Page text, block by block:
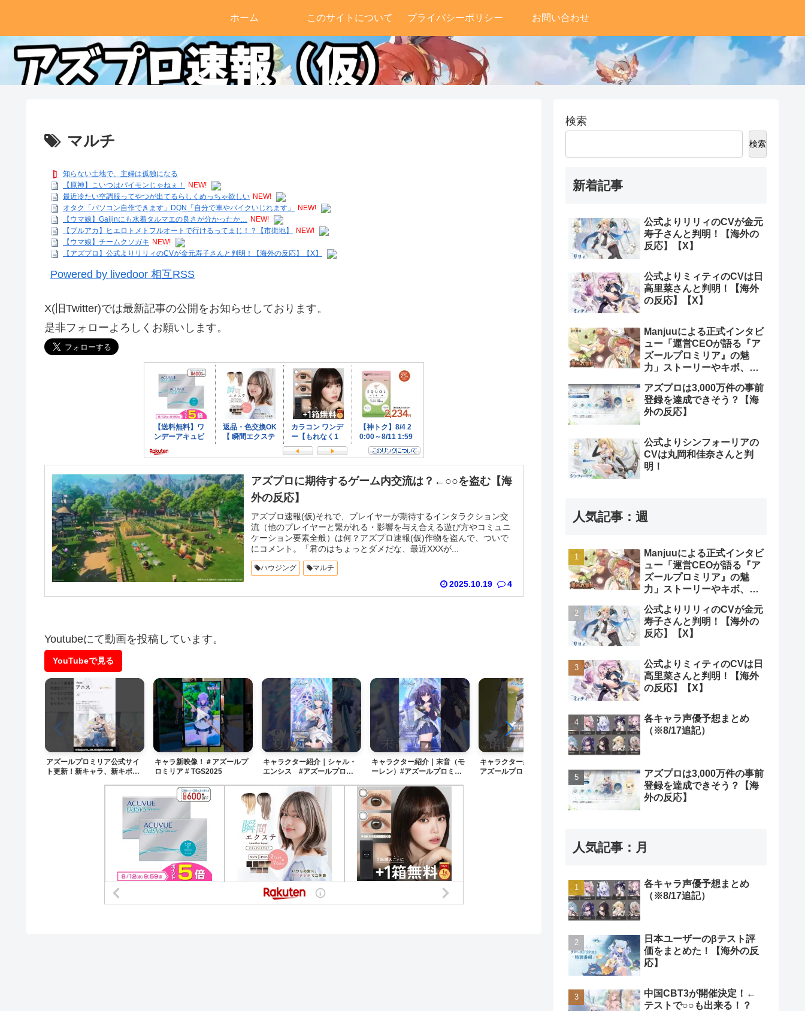
ホーム このサイトについて プライバシーポリシー お問い合わせ
マルチ
知らない土地で、主婦は孤独になる
【原神】こいつはパイモンじゃねぇ！
NEW!
最近冷たい空調服ってやつが出てるらしくめっちゃ欲しい NEW!
オタク「パソコン自作できます」DQN「自分で車やバイクいじれます」
NEW!
【ウマ娘】Gaijinにも水着タルマエの良さが分かったか… NEW!
【ブルアカ】ヒエロトメトフルオートで行けるってまじ！？【市街地】
NEW!
【ウマ娘】チームクソガキ NEW!
【アズプロ】公式よりリリィのCVが金元寿子さんと判明！【海外の反応】【X】
Powered by livedoor 相互RSS
X(旧Twitter)では最新記事の公開をお知らせしております。
是非フォローよろしくお願いします。
アズプロに期待するゲーム内交流は？←○○を盗む【海
外の反応】
アズプロ速報(仮)それで、プレイヤーが期待するインタラクション交
流（他のプレイヤーと繋がれる・影響を与え合える遊び方やコミュニ
ケーション要素全般）は何？アズプロ速報(仮)作物を盗んで、ついで
にコメント。「君のはちょっとダメだな、最近XXXが...
2025.10.19 4
ハウジング マルチ
Youtubeにて動画を投稿しています。
YouTubeで見る
▶
アズールプロミリア公式サイ
ト更新！新キャラ、新キボも
▶
キャラ新映像！＃アズールプ
ロミリア # TGS2025
▶
キャラクター紹介｜シャル・
エンシス #アズールプロミ
▶
キャラクター紹介｜末音（モ
ーレン）#アズールプロミリ
▶
キャラクター紹介｜ノノ #
アズールプロミリア
▶
（カン・ユーユー） #アズ
ールプロミリア
ーリア #アズールプロミリ
ア
検索
検索
新着記事
公式よりリリィのCVが金元
寿子さんと判明！【海外の
反応】【X】
公式よりミィティのCVは日
高里菜さんと判明！【海外
の反応】【X】
Manjuuによる正式インタビ
ュー「運営CEOが語る『ア
ズールプロミリア』の魅
力」ストーリーやキボ、ス
反応】
アズプロは3,000万件の事前
登録を達成できそう？【海
外の反応】
公式よりシンフォーリアの
CVは丸岡和佳奈さんと判
明！
人気記事：週
Manjuuによる正式インタビ
ュー「運営CEOが語る『ア
ズールプロミリア』の魅
力」ストーリーやキボ、ス
反応】
公式よりリリィのCVが金元
寿子さんと判明！【海外の
反応】【X】
公式よりミィティのCVは日
高里菜さんと判明！【海外
の反応】【X】
各キャラ声優予想まとめ
（※8/17追記）
アズプロは3,000万件の事前
登録を達成できそう？【海
外の反応】
人気記事：月
各キャラ声優予想まとめ
（※8/17追記）
日本ユーザーのβテスト評
価をまとめた！【海外の反
応】
中国CBT3が開催決定！←
テストで○○も出来る！？